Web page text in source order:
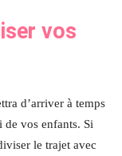
vos
d’arriver à temps
vos enfants. Si
le trajet avec